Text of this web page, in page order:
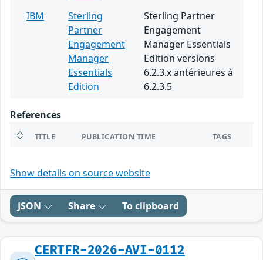
IBM
Sterling
Partner
Engagement
Manager
Essentials
Edition
Sterling Partner
Engagement
Manager Essentials
Edition versions
6.2.3.x antérieures à
6.2.3.5
References
TITLE PUBLICATION TIME TAGS
Show details on source website
JSON Share To clipboard
CERTFR-2026-AVI-0112